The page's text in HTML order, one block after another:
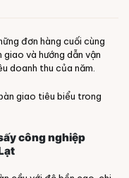
đơn hàng cuối cùng
và hướng dẫn vận
doanh thu của năm.
giao tiêu biểu trong
công nghiệp